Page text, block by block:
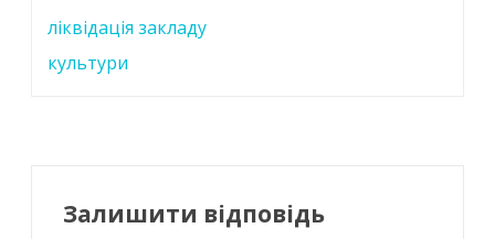
ліквідація закладу
культури
Залишити відповідь